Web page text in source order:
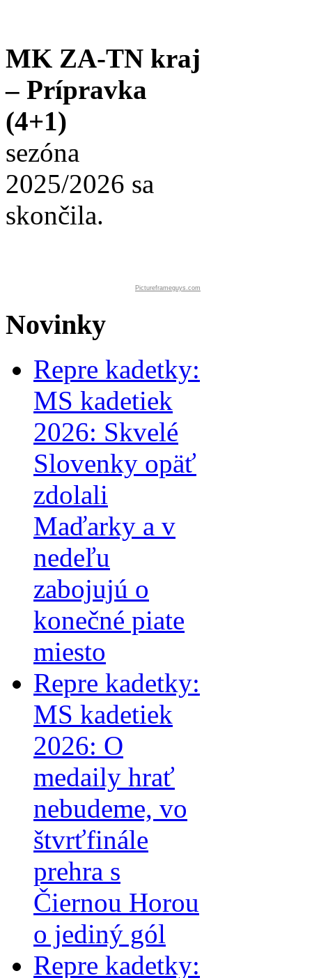
MK ZA-TN kraj
– Prípravka
(4+1)
sezóna
2025/2026 sa
skončila.
Pictureframeguys.com
Novinky
Repre kadetky:
MS kadetiek
2026: Skvelé
Slovenky opäť
zdolali
Maďarky a v
nedeľu
zabojujú o
konečné piate
miesto
Repre kadetky:
MS kadetiek
2026: O
medaily hrať
nebudeme, vo
štvrťfinále
prehra s
Čiernou Horou
o jediný gól
Repre kadetky: